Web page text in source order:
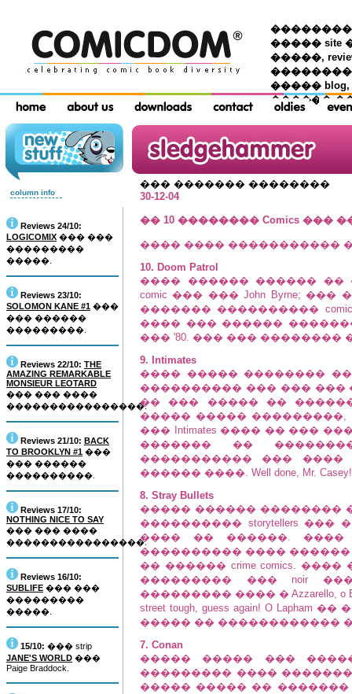
���������
����� site
�����,
����� blog,
������
column info
Reviews 24/10:
LOGICOMIX ��� ���
���������
�����.
Reviews 23/10:
SOLOMON KANE #1 ���
��� ������
���������.
Reviews 22/10: THE
AMAZING REMARKABLE
MONSIEUR LEOTARD
��� ��� ����
����������������.
Reviews 21/10: BACK
TO BROOKLYN #1 ���
��� ������
����������.
Reviews 17/10:
NOTHING NICE TO SAY
��� ��� ����
����������������.
Reviews 16/10:
SUBLIFE ��� ���
���������
�����.
15/10: ��� strip
JANE'S WORLD ���
Paige Braddock.
��� ������� ��������
30-12-04
�� 10 �������� Comics ���
���� ���� �����������
10. Doom Patrol
���� ������ ������ ��
comic ��� ��� John Byrne;
������� ����������
���� ��� ������
��� '80. ��� ���
9. Intimates
���� ����� ��������
���������� ��� ���
�� ��� ����� ��
����� �����
��� Intimates ���� �� ���
������� ��
����������� ��� ����
������ ����. Well done, Mr. Casey!
8. Stray Bullets
����� ������ ��������
���������� storytellers
���� �� ������. ����
���������� ����
�� ������ crime comics.
��������� ��� noir
��������� ���� � Azzarello,
street tough, guess again! O
����� �� ������������
7. Conan
����� ����� ���
��������� ���� ������� ���
����� ����� �� ������� ��